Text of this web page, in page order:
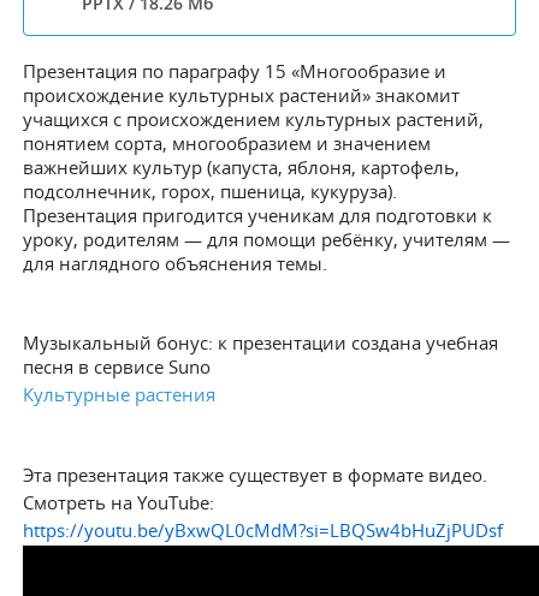
Презентация по параграфу 15 «Многообразие и
происхождение культурных растений» знакомит
учащихся с происхождением культурных растений,
понятием сорта, многообразием и значением
важнейших культур (капуста, яблоня, картофель,
подсолнечник, горох, пшеница, кукуруза).
Презентация пригодится ученикам для подготовки к
уроку, родителям — для помощи ребёнку, учителям —
для наглядного объяснения темы.
Музыкальный бонус: к презентации создана учебная
песня в сервисе Suno
Культурные растения
Эта презентация также существует в формате видео.
Смотреть наYouTube:
https://youtu.be/yBxwQL0cMdM?si=LBQSw4bHuZjPUDsf